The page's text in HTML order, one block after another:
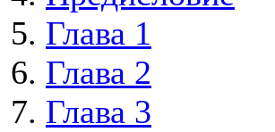
Глава 1
Глава 2
Глава 3